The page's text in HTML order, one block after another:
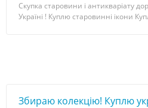
Скупка старовини і антикваріату
Україні ! Куплю старовинні ікони
Збираю колекцію! Куплю